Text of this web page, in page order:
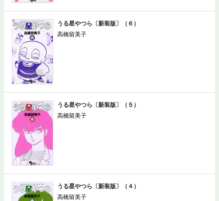
うる星やつら〔新装版〕（６）
高橋留美子
うる星やつら〔新装版〕（５）
高橋留美子
うる星やつら〔新装版〕（４）
高橋留美子